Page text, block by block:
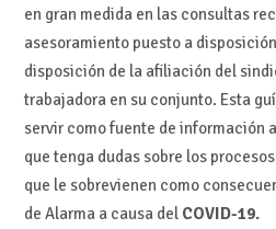
en gran medida en las consultas
asesoramiento puesto a
disposición de la afiliación del
trabajadora en su conjunto. Esta
servir como fuente de información
que tenga dudas sobre los
que le sobrevienen como
de Alarma a causa del COVID-19.